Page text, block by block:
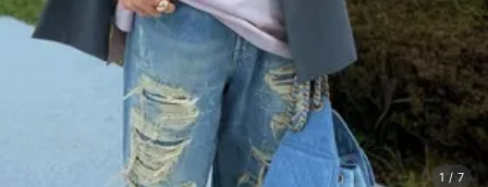
1 / 7